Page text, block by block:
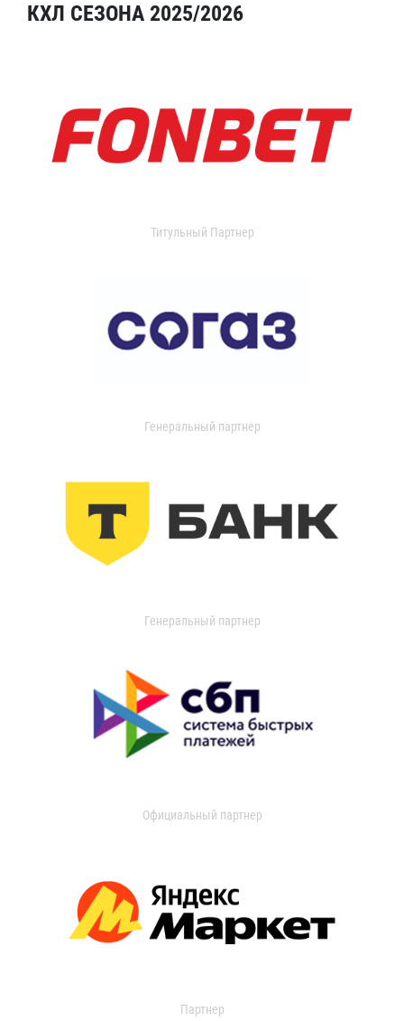
КХЛ СЕЗОНА 2025/2026
Титульный Партнер
Генеральный партнер
Генеральный партнер
Официальный партнер
Партнер